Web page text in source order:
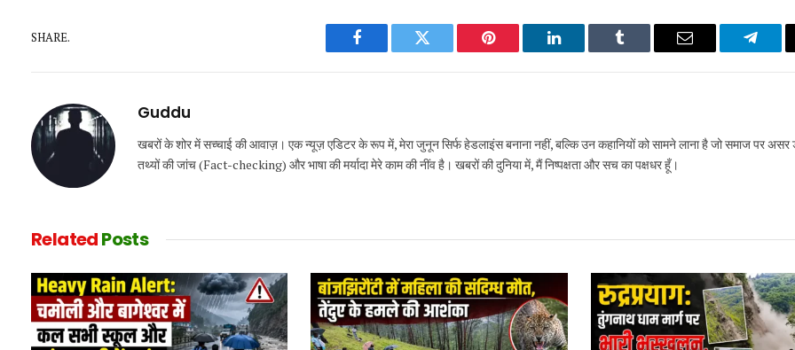
SHARE.
Facebook Twitter Pinterest LinkedIn Tumblr Email
Guddu
खबरों के शोर में सच्चाई की आवाज़। एक न्यूज़ एडिटर के रूप में, मेरा जुनून सिर्फ हेडलाइंस बनाना नहीं, बल्कि उन कहानियों को सामने लाना है जो समाज पर असर
तथ्यों की जांच (Fact-checking) और भाषा की मर्यादा मेरे काम की नींव है। खबरों की दुनिया में, मैं निष्पक्षता और सच का पक्षधर हूँ।
RelatedPosts